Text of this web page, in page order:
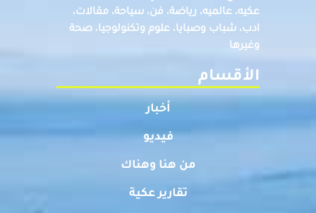
عكيه، عالميه، رياضة، فن، سياحة، مقالات،
ادب، شباب وصبايا، علوم وتكنولوجيا، صحة
وغيرها
الأقسام
أخبار
فيديو
من هنا وهناك
تقارير عكية